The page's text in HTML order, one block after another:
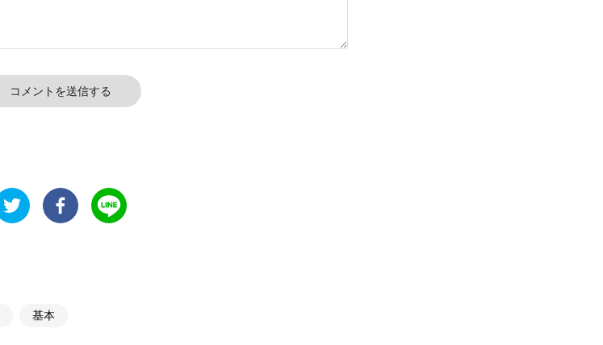
コメントを送信する
基本